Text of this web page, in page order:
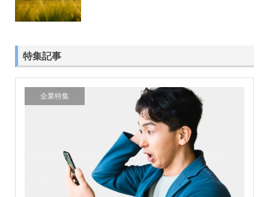
特集記事
企業特集